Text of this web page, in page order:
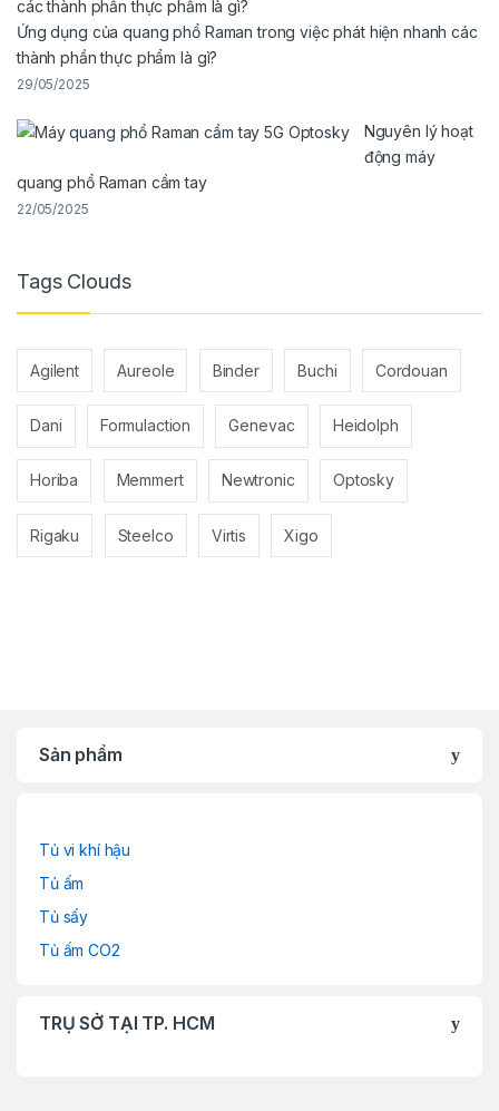
Ứng dụng của quang phổ Raman trong việc phát hiện nhanh các
thành phần thực phẩm là gì?
29/05/2025
Nguyên lý hoạt
động máy
quang phổ Raman cầm tay
22/05/2025
Tags Clouds
Agilent Aureole Binder Buchi Cordouan
Dani Formulaction Genevac Heidolph
Horiba Memmert Newtronic Optosky
Rigaku Steelco Virtis Xigo
Sản phẩm
Tủ vi khí hậu
Tủ ấm
Tủ sấy
Tủ ấm CO2
TRỤ SỞ TẠI TP. HCM